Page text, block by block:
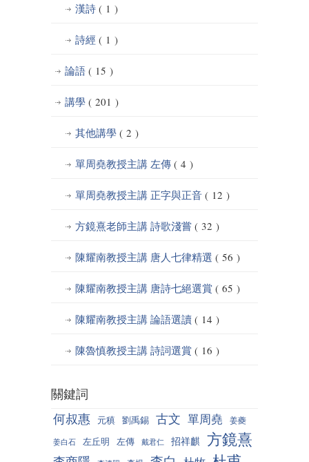
漢詩 ( 1 )
詩經 ( 1 )
論語 ( 15 )
講學 ( 201 )
其他講學 ( 2 )
單周堯教授主講 左傳 ( 4 )
單周堯教授主講 正字與正音 ( 12 )
方鏡熹老師主講 詩歌淺嘗 ( 32 )
陳耀南教授主講 唐人七律精選 ( 56 )
陳耀南教授主講 唐詩七絕選賞 ( 65 )
陳耀南教授主講 論語選讀 ( 14 )
陳魯慎教授主講 詩詞選賞 ( 16 )
關鍵詞
何叔惠 元稹 劉禹錫 古文 單周堯 姜夔
姜白石 左丘明 左傳 戴君仁 招祥麒 方鏡熹